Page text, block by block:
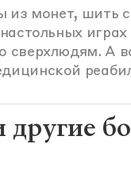
из монет, шить
сверхлюдям. А
другие